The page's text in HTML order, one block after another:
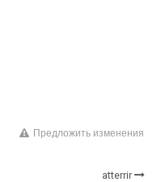
Предложить изменения
atterrir